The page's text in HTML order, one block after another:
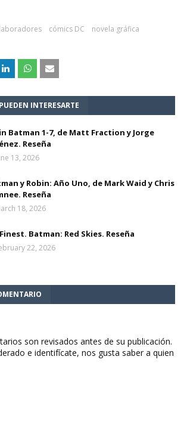
cómics DC
novela gráfica
INTERESARTE
Batman 1-7, de Matt Fraction y Jorge
Reseña
13, 2026
y Robin: Año Uno, de Mark Waid y Chris
Reseña
18, 2026
Batman: Red Skies. Reseña
22, 2026
son revisados antes de su publicación.
e identifícate, nos gusta saber a quien